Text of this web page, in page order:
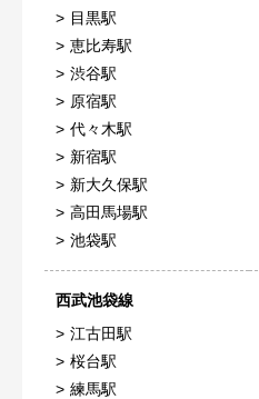
目黒駅
恵比寿駅
渋谷駅
原宿駅
代々木駅
新宿駅
新大久保駅
高田馬場駅
池袋駅
西武池袋線
江古田駅
桜台駅
練馬駅